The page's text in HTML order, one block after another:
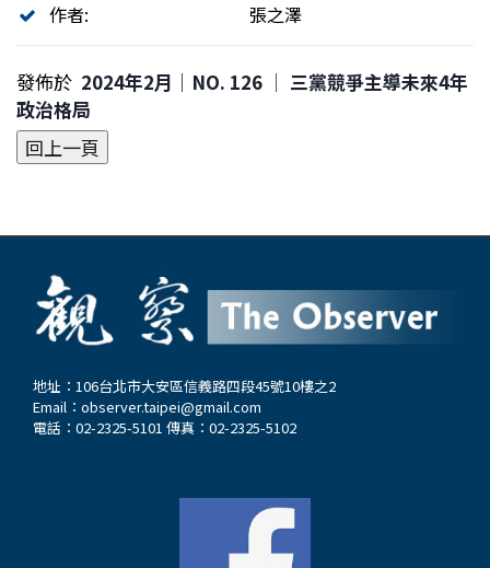
作者:
張之澤
發佈於 2024年2月｜NO. 126 │ 三黨競爭主導未來4年
政治格局
地址：106台北市大安區信義路四段45號10樓之2
Email： observer.taipei@gmail.com
電話：02-2325-5101 傳真：02-2325-5102